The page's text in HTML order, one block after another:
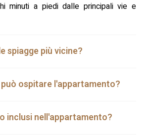
minuti a piedi dalle principali vie e
spiagge più vicine?
ospitare l'appartamento?
inclusi nell'appartamento?